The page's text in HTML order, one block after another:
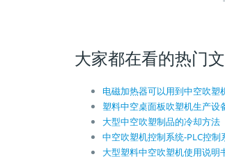
大家都在看的热门
电磁加热器可以用到中空吹塑
塑料中空桌面板吹塑机生产设
大型中空吹塑制品的冷却方法
中空吹塑机控制系统-PLC控制
大型塑料中空吹塑机使用说明